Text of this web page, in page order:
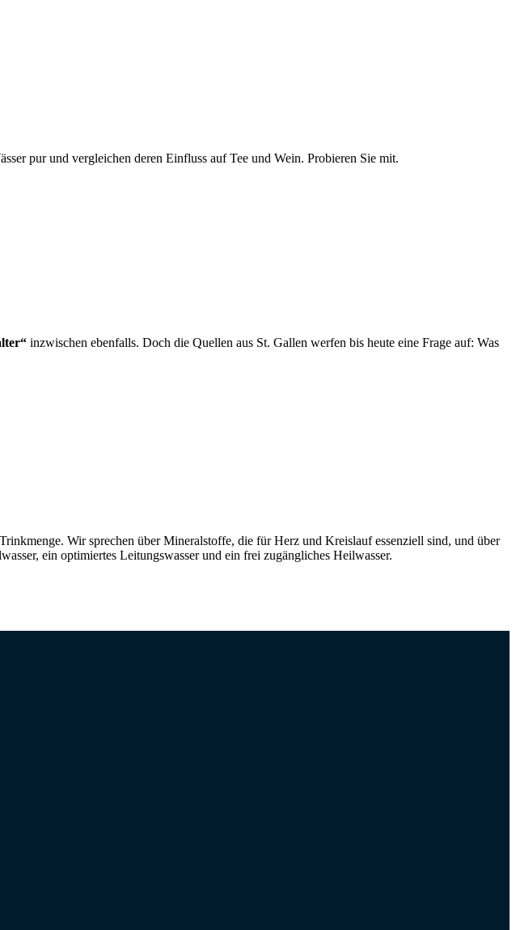
pur und vergleichen deren Einfluss auf Tee und Wein. Probieren Sie mit.
inzwischen ebenfalls. Doch die Quellen aus St. Gallen werfen bis heute eine Frage auf: Was
Wir sprechen über Mineralstoffe, die für Herz und Kreislauf essenziell sind, und über
ein optimiertes Leitungswasser und ein frei zugängliches Heilwasser.